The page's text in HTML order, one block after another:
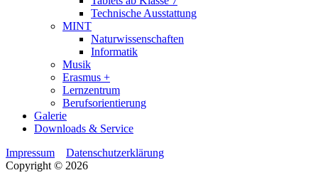
Technische Ausstattung
MINT
Naturwissenschaften
Informatik
Musik
Erasmus +
Lernzentrum
Berufsorientierung
Galerie
Downloads & Service
Impressum
Datenschutzerklärung
Copyright © 2026